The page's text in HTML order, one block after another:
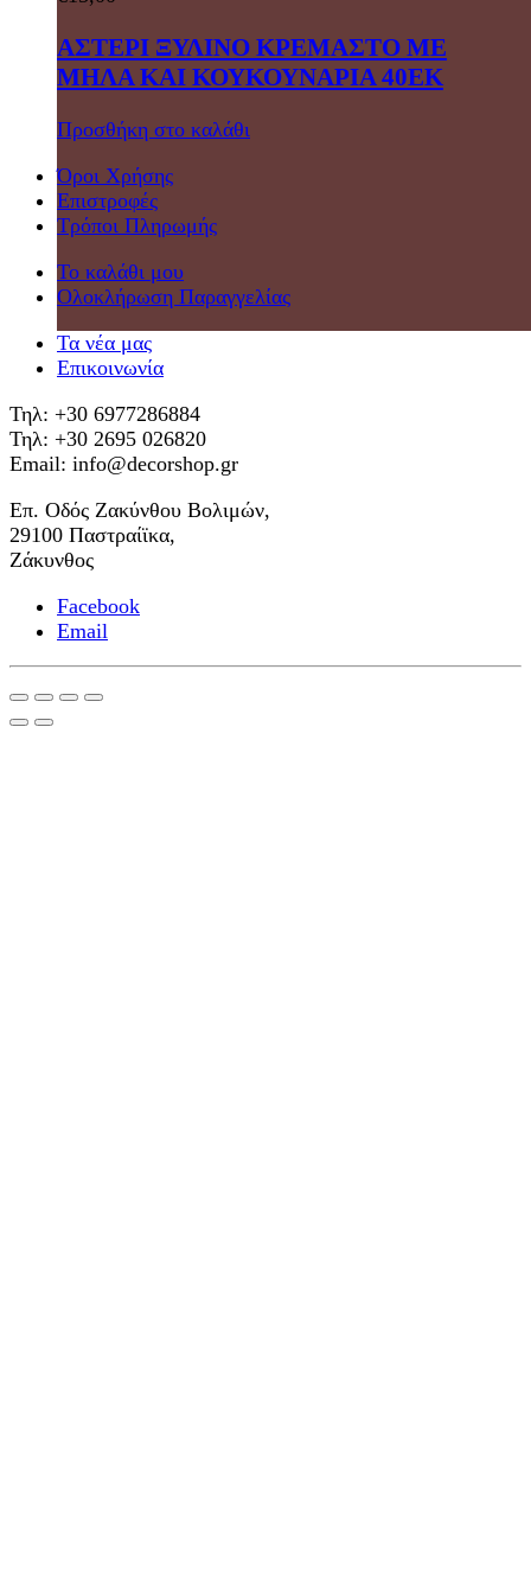
ΑΣΤΕΡΙ ΞΥΛΙΝΟ ΚΡΕΜΑΣΤΟ ΜΕ
ΜΗΛΑ ΚΑΙ ΚΟΥΚΟΥΝΑΡΙΑ 40ΕΚ
Προσθήκη στο καλάθι
Όροι Χρήσης
Επιστροφές
Τρόποι Πληρωμής
Το καλάθι μου
Ολοκλήρωση Παραγγελίας
Τα νέα μας
Επικοινωνία
Τηλ: +30 6977286884
Τηλ: +30 2695 026820
Email: info@decorshop.gr
Επ. Οδός Ζακύνθου Βολιμών,
29100 Παστραίϊκα,
Ζάκυνθος
Facebook
Email